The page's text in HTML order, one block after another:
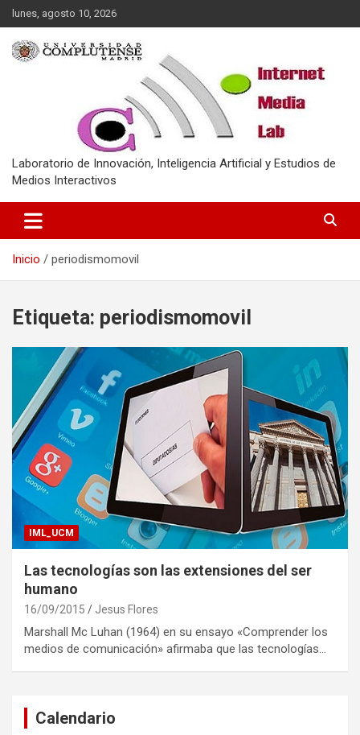
Saltar
al
contenido
lunes, agosto 10, 2026
Laboratorio de Innovación, Inteligencia Artificial y Estudios de
Medios Interactivos
Inicio periodismomovil
Etiqueta: periodismomovil
IML_UCM
Las tecnologías son las extensiones del ser
humano
16/09/2015 Jesus Flores
Marshall Mc Luhan (1964) en su ensayo «Comprender los
medios de comunicación» afirmaba que las tecnologías…
Calendario